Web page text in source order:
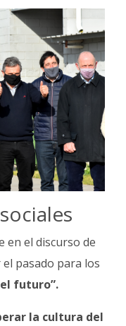
en el discurso de
pasado para los
futuro”.
la cultura del